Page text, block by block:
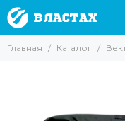
Главная Каталог